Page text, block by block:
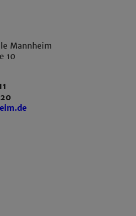
Mannheim
10